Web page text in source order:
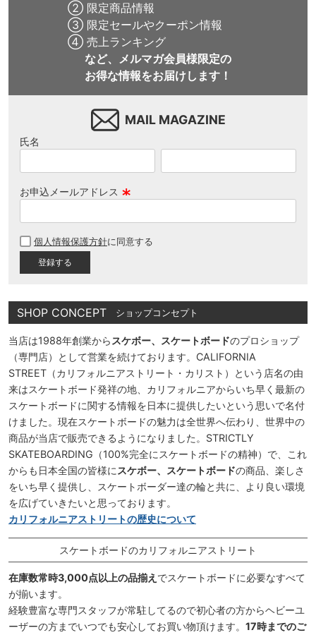
② 限定商品情報
③ 限定セールやクーポン情報
④ 売上ランキング
など、メルマガ会員様限定の
お得な情報をお届けします！
MAIL MAGAZINE
氏名
お申込メールアドレス
須
個人情報保護方針に同意する
SHOP CONCEPT ショップコンセプト
当店は1988年創業から スケボー、スケートボードのプロショップ
（専門店）として営業を続けております。CALIFORNIA
STREET（カリフォルニアストリート・カリスト）という店名の由
来はスケートボード発祥の地、カリフォルニアからいち早く最新の
スケートボードに関する情報を日本に提供したいという思いで名付
けました。現在スケートボードの魅力は全世界へ伝わり、世界中の
商品が当店で販売できるようになりました。STRICTLY
SKATEBOARDING（100%完全にスケートボードの精神）で、これ
からも日本全国の皆様に スケボー、スケートボードの商品、楽しさ
をいち早く提供し、スケートボーダー達の輪と共に、より良い環境
を広げていきたいと思っております。
カリフォルニアストリートの歴史について
スケートボードのカリフォルニアストリート
在庫数常時3,000点以上の品揃え でスケートボードに必要なすべて
が揃います。
経験豊富な専門スタッフが常駐してるので初心者の方からヘビーユ
ーザーの方までいつでも安心してお買い物頂けます。 17時までのご